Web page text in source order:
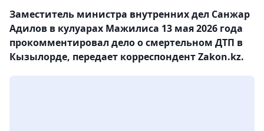
Заместитель министра внутренних дел Санжар
Адилов в кулуарах Мажилиса 13 мая 2026 года
прокомментировал дело о смертельном ДТП в
Кызылорде, передает корреспондент Zakon.kz.